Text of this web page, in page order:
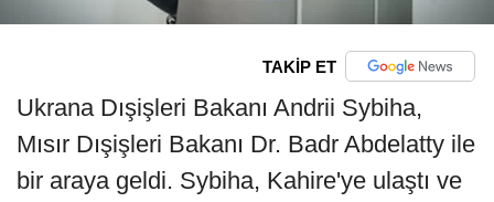
TAKİP ET
Ukrana Dışişleri Bakanı Andrii Sybiha,
Mısır Dışişleri Bakanı Dr. Badr Abdelatty ile
bir araya geldi. Sybiha, Kahire'ye ulaştı ve